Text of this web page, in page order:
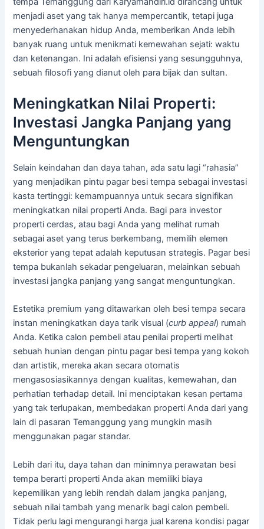
menjadi aset yang tak hanya mempercantik, tetapi juga
menyederhanakan hidup Anda, memberikan Anda lebih
banyak ruang untuk menikmati kemewahan sejati: waktu
dan ketenangan. Ini adalah efisiensi yang sesungguhnya,
sebuah filosofi yang dianut oleh para bijak dan sultan.
Meningkatkan Nilai Properti:
Investasi Jangka Panjang yang
Menguntungkan
Selain keindahan dan daya tahan, ada satu lagi “rahasia”
yang menjadikan pintu pagar besi tempa sebagai investasi
kasta tertinggi: kemampuannya untuk secara signifikan
meningkatkan nilai properti Anda. Bagi para investor
properti cerdas, atau bagi Anda yang melihat rumah
sebagai aset yang terus berkembang, memilih elemen
eksterior yang tepat adalah keputusan strategis. Pagar besi
tempa bukanlah sekadar pengeluaran, melainkan sebuah
investasi jangka panjang yang sangat menguntungkan.
Estetika premium yang ditawarkan oleh besi tempa secara
instan meningkatkan daya tarik visual (curb appeal) rumah
Anda. Ketika calon pembeli atau penilai properti melihat
sebuah hunian dengan pintu pagar besi tempa yang kokoh
dan artistik, mereka akan secara otomatis
mengasosiasikannya dengan kualitas, kemewahan, dan
perhatian terhadap detail. Ini menciptakan kesan pertama
yang tak terlupakan, membedakan properti Anda dari yang
lain di pasaran Temanggung yang mungkin masih
menggunakan pagar standar.
Lebih dari itu, daya tahan dan minimnya perawatan besi
tempa berarti properti Anda akan memiliki biaya
kepemilikan yang lebih rendah dalam jangka panjang,
sebuah nilai tambah yang menarik bagi calon pembeli.
Tidak perlu lagi mengurangi harga jual karena kondisi pagar